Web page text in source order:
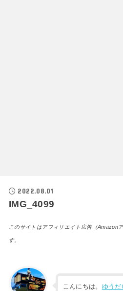
2022.08.01
IMG_4099
このサイトはアフィリエイト広告（Amazon
す。
こんにちは。 ゆうだ